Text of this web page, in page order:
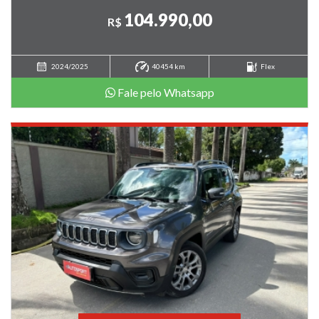
R$ 104.990,00
2024/2025 40454 km Flex
Fale pelo Whatsapp